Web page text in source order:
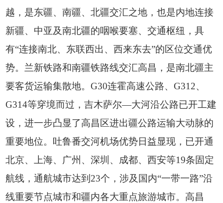
越，是东疆、南疆、北疆交汇之地，也是内地连接
新疆、中亚及南北疆的咽喉要塞、交通枢纽，具
有“连接南北、东联西出、西来东去”的区位交通优
势。兰新铁路和南疆铁路线交汇高昌，是南北疆主
要客货运输集散地。G30连霍高速公路、G312、
G314等穿境而过，吉木萨尔—大河沿公路已开工建
设，进一步凸显了高昌区进出疆公路运输大动脉的
重要地位。吐鲁番交河机场优势日益显现，已开通
北京、上海、广州、深圳、成都、西安等19条固定
航线，通航城市达到23个，涉及国内“一带一路”沿
线重要节点城市和疆内各大重点旅游城市。高昌